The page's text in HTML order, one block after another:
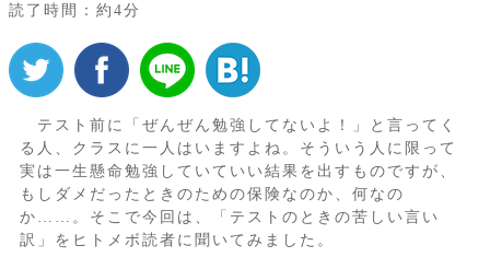
読了時間：約4分
テスト前に「ぜんぜん勉強してないよ！」と言ってく
る人、クラスに一人はいますよね。そういう人に限って
実は一生懸命勉強していていい結果を出すものですが、
もしダメだったときのための保険なのか、何なの
か……。そこで今回は、「テストのときの苦しい言い
訳」をヒトメボ読者に聞いてみました。